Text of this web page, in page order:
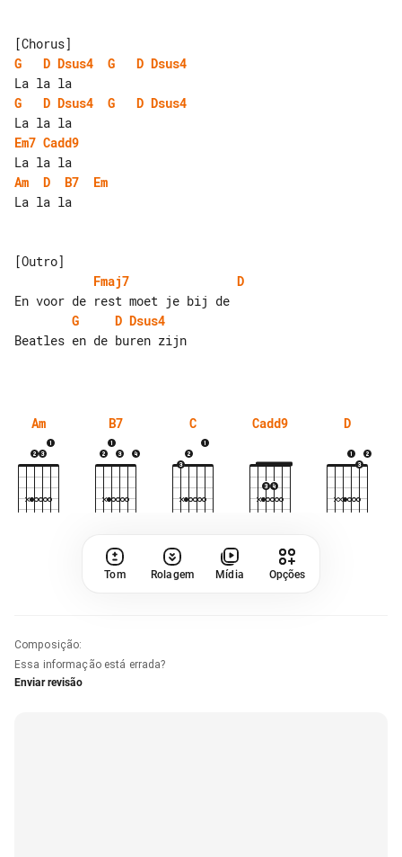
G
D Dsus4 G D Dsus4
G
D Dsus4 G D Dsus4
Em7 Cadd9
Am
D B7
Em
La la la
Fmaj7
D
G
D Dsus4
Beatles en de buren zijn
Am B7 C Cadd9 D
Tom Rolagem Mídia Opções
Composição:
Essa informação está errada?
Enviar revisão